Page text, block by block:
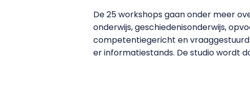
De 25 workshops gaan onder meer
onderwijs, geschiedenisonderwijs,
competentiegericht en
er informatiestands. De studio wordt